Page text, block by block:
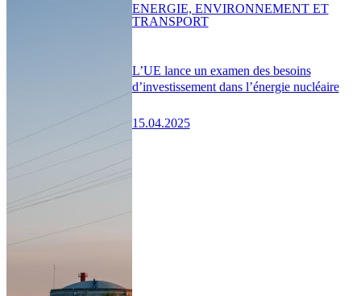
L’UE lance un examen des besoins
d’investissement dans l’énergie nucléaire
15.04.2025
ENERGIE, ENVIRONNEMENT ET
TRANSPORT